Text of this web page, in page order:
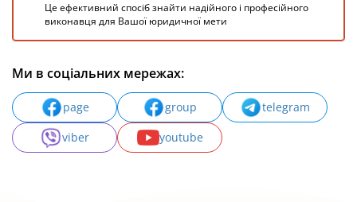
Це ефективний спосіб знайти надійного і професійного
виконавця для Вашої юридичної мети
Ми в соціальних мережах:
page group
telegram
viber
youtube